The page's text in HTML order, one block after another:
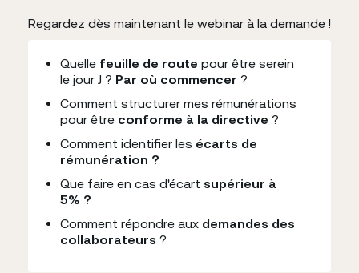
Regardez dès maintenant le webinar à la demande !
Quelle feuille de route pour être serein
le jour J ? Par où commencer ?
Comment structurer mes rémunérations
pour être conforme à la directive ?
Comment identifier les écarts de
rémunération ?
Que faire en cas d'écart supérieur à
5% ?
Comment répondre aux demandes des
collaborateurs ?